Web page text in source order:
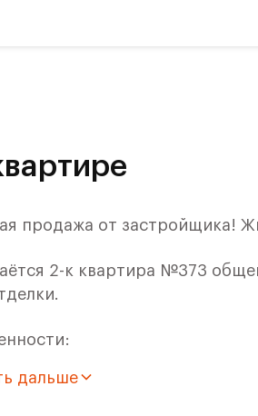
продажа от застройщика!
2-к квартира №373
европейского формата
дальше